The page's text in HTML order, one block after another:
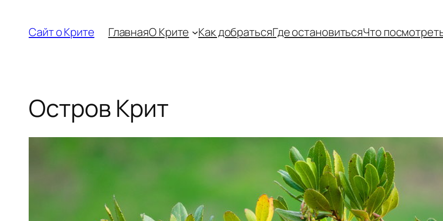
содержимому
Сайт о Крите ГлавнаяО Крите Как добратьсяГде остановитьсяЧто
Остров Крит